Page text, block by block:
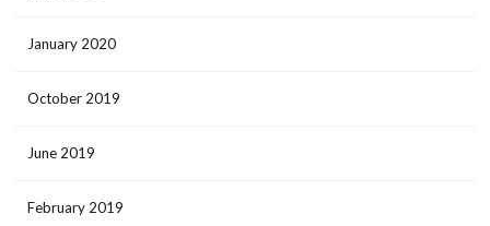
January 2020
October 2019
June 2019
February 2019